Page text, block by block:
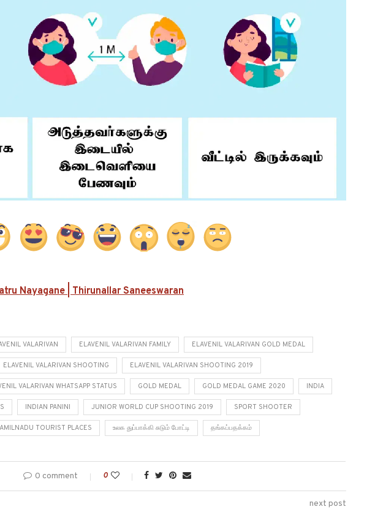
Nayagane | Thirunallar Saneeswaran
VALARIVAN ELAVENIL VALARIVAN FAMILY ELAVENIL VALARIVAN GOLD MEDAL
ELAVENIL VALARIVAN SHOOTING ELAVENIL VALARIVAN SHOOTING 2019
VALARIVAN WHATSAPP STATUS GOLD MEDAL GOLD MEDAL GAME 2020 INDIA
INDIAN PANINI JUNIOR WORLD CUP SHOOTING 2019 SPORT SHOOTER
TOURIST PLACES உலக துப்பாக்கி சுடும் போட்டி தங்கப்பதக்கம்
0 comment 0
next post